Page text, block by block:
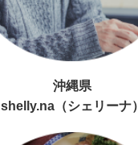
沖縄県
shelly.na（シェリーナ）